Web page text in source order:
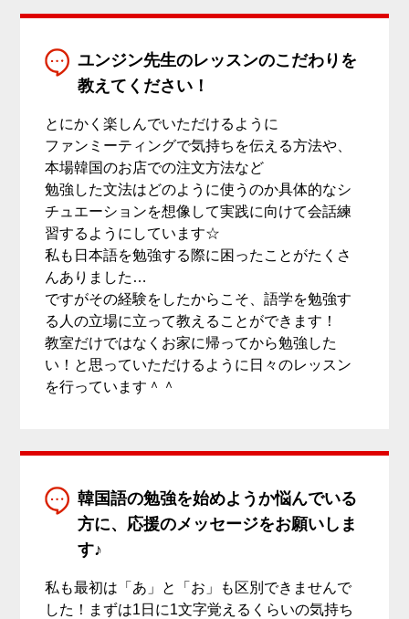
ユンジン先生のレッスンのこだわりを
教えてください！
とにかく楽しんでいただけるように
ファンミーティングで気持ちを伝える方法や、
本場韓国のお店での注文方法など
勉強した文法はどのように使うのか具体的なシ
チュエーションを想像して実践に向けて会話練
習するようにしています☆
私も日本語を勉強する際に困ったことがたくさ
んありました…
ですがその経験をしたからこそ、語学を勉強す
る人の立場に立って教えることができます！
教室だけではなくお家に帰ってから勉強した
い！と思っていただけるように日々のレッスン
を行っています＾＾
韓国語の勉強を始めようか悩んでいる
方に、応援のメッセージをお願いしま
す♪
私も最初は「あ」と「お」も区別できませんで
した！まずは1日に1文字覚えるくらいの気持ち